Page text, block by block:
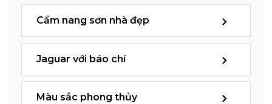
Cẩm nang sơn nhà đẹp
Jaguar với báo chí
Màu sắc phong thủy